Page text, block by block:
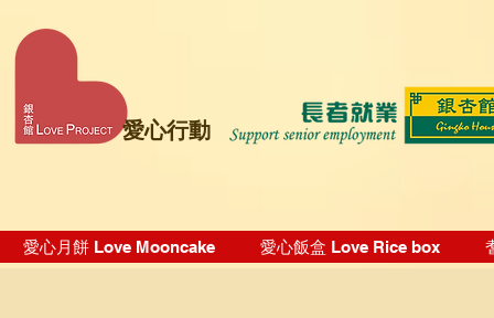
愛心行動
愛心月餅 Love Mooncake 愛心飯盒 Love Rice box